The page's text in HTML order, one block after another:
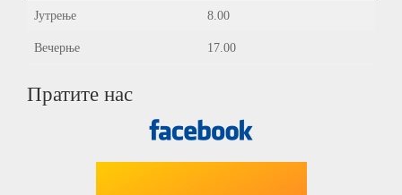
Јутрење 8.00
Вечерње 17.00
Пратите нас